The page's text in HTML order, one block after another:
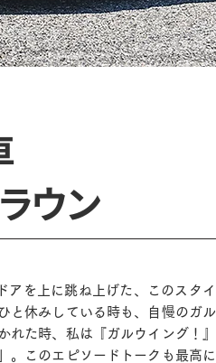
ウン
アを上に跳ね上げた、このスタイ
と休みしている時も、自慢のガル
た時、私は『ガルウイング！』
。このエピソードトークも最高に